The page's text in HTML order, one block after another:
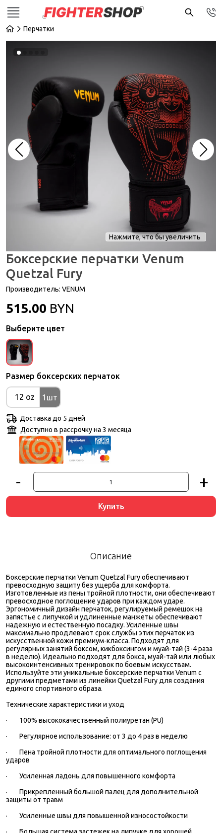
Перчатки
Нажмите, что бы увеличить
Боксерские перчатки Venum
Quetzal Fury
Производитель: VENUM
515.00 BYN
Выберите цвет
Размер боксерских перчаток
12 oz 1шт
Доставка до 5 дней
Доступно в рассрочку на 3 месяца
- +
Купить
Описание
Боксерские перчатки Venum Quetzal Fury обеспечивают
превосходную защиту без ущерба для комфорта.
Изготовленные из пены тройной плотности, они обеспечивают
превосходное поглощение ударов при каждом ударе.
Эргономичный дизайн перчаток, регулируемый ремешок на
запястье с липучкой и удлиненные манжеты обеспечивают
надежную и естественную посадку. Усиленные швы
максимально продлевают срок службы этих перчаток из
искусственной кожи премиум-класса. Подходят для
регулярных занятий боксом, кикбоксингом и муай-тай (3-4 раза
в неделю). Идеально подходят для бокса, муай-тай или любых
высокоинтенсивных тренировок по боевым искусствам.
Используйте эти уникальные боксерские перчатки Venum с
другими предметами из линейки Quetzal Fury для создания
единого спортивного образа.
Технические характеристики и уход
· 100% высококачественный полиуретан (PU)
· Регулярное использование: от 3 до 4 раз в неделю
· Пена тройной плотности для оптимального поглощения
ударов
· Усиленная ладонь для повышенного комфорта
· Прикрепленный большой палец для дополнительной
защиты от травм
· Усиленные швы для повышенной износостойкости